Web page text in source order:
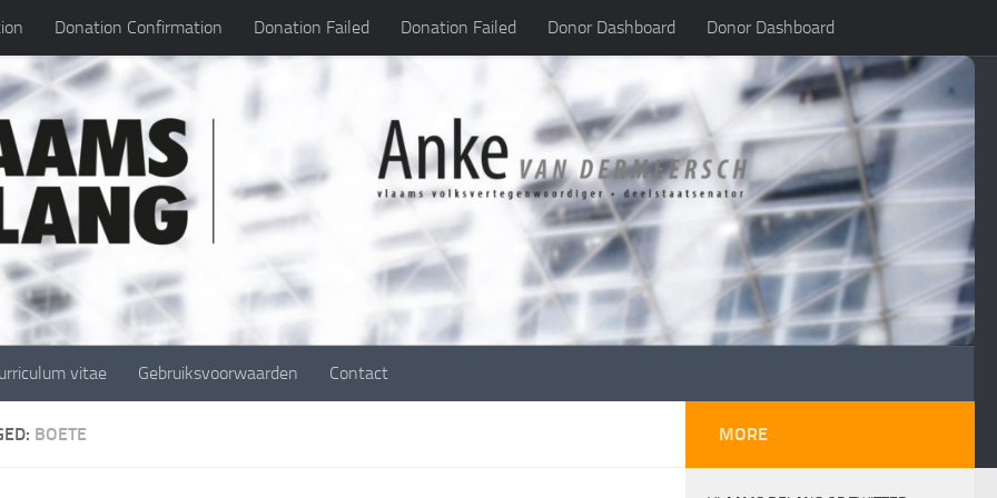
Donation Confirmation Donation Failed Donation Failed Donor Dashboard Donor Dashboard
vitae Gebruiksvoorwaarden Contact
BOETE MORE